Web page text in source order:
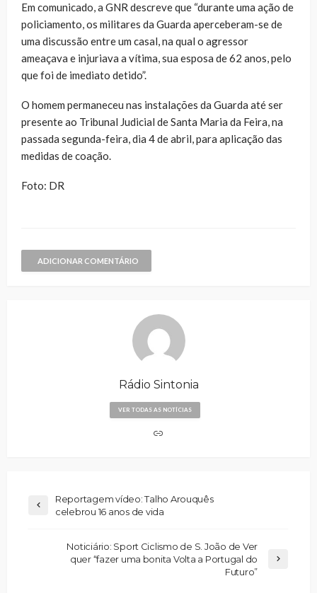
Em comunicado, a GNR descreve que “durante uma ação de
policiamento, os militares da Guarda aperceberam-se de
uma discussão entre um casal, na qual o agressor
ameaçava e injuriava a vítima, sua esposa de 62 anos, pelo
que foi de imediato detido”.
O homem permaneceu nas instalações da Guarda até ser
presente ao Tribunal Judicial de Santa Maria da Feira, na
passada segunda-feira, dia 4 de abril, para aplicação das
medidas de coação.
Foto: DR
ADICIONAR COMENTÁRIO
Rádio Sintonia
VER TODAS AS NOTÍCIAS
Reportagem vídeo: Talho Arouquês
celebrou 16 anos de vida
Noticiário: Sport Ciclismo de S. João de Ver
quer “fazer uma bonita Volta a Portugal do
Futuro”